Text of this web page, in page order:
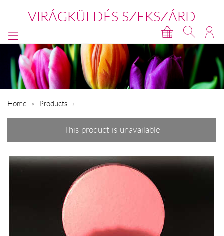
VIRÁGKÜLDÉS SZEKSZÁRD
Home Products
This product is unavailable